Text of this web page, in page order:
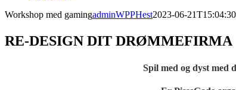
Workshop med gamingadminWPPHest2023-06-
RE-DESIGN DIT DRØMMEFIRMA
Spil med og dyst med